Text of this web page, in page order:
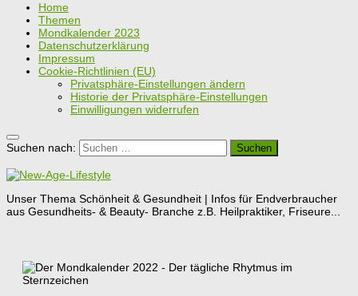
Home
Themen
Mondkalender 2023
Datenschutzerklärung
Impressum
Cookie-Richtlinien (EU)
Privatsphäre-Einstellungen ändern
Historie der Privatsphäre-Einstellungen
Einwilligungen widerrufen
Suchen nach:
Unser Thema Schönheit & Gesundheit | Infos für Endverbraucher
aus Gesundheits- & Beauty- Branche z.B. Heilpraktiker, Friseure...